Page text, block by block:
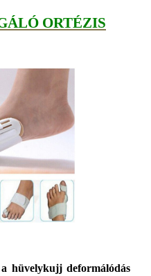
ORTÉZIS
hüvelykujj deformálódás